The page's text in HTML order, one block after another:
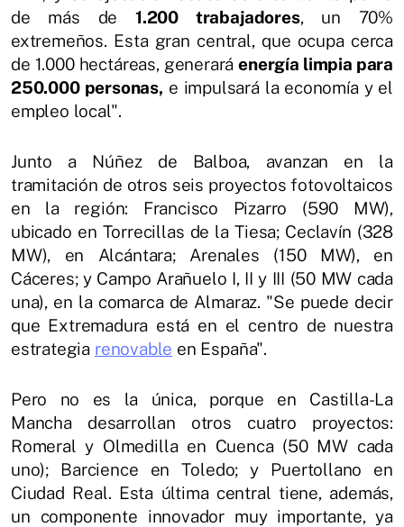
de más de1.200 trabajadores, un 70%
extremeños. Esta gran central, que ocupa cerca
de 1.000 hectáreas, generaráenergía limpia para
250.000 personas, e impulsará la economía y el
empleo local".
Junto a Núñez de Balboa, avanzan en la
tramitación de otros seis proyectos fotovoltaicos
en la región: Francisco Pizarro (590 MW),
ubicado en Torrecillas de la Tiesa; Ceclavín (328
MW), en Alcántara; Arenales (150 MW), en
Cáceres; y Campo Arañuelo I, II y III (50 MW cada
una), en la comarca de Almaraz. "Se puede decir
que Extremadura está en el centro de nuestra
estrategia renovable en España".
Pero no es la única, porque en Castilla-La
Mancha desarrollan otros cuatro proyectos:
Romeral y Olmedilla en Cuenca (50 MW cada
uno); Barcience en Toledo; y Puertollano en
Ciudad Real. Esta última central tiene, además,
un componente innovador muy importante, ya